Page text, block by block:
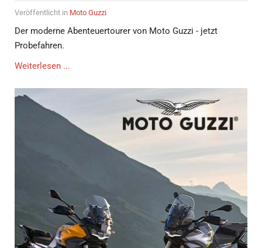
Veröffentlicht in Moto Guzzi
Der moderne Abenteuertourer von Moto Guzzi - jetzt
Probefahren.
Weiterlesen ...